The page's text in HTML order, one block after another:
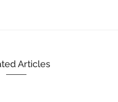
Articles